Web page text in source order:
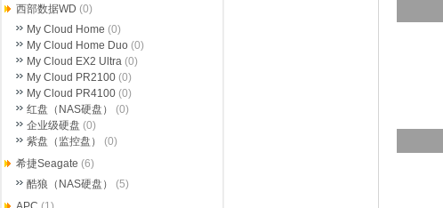
西部数据WD (0)
My Cloud Home (0)
My Cloud Home Duo (0)
My Cloud EX2 Ultra (0)
My Cloud PR2100 (0)
My Cloud PR4100 (0)
红盘（NAS硬盘）
(0)
企业级硬盘 (0)
紫盘（监控盘）
(0)
希捷Seagate (6)
酷狼（NAS硬盘）
(5)